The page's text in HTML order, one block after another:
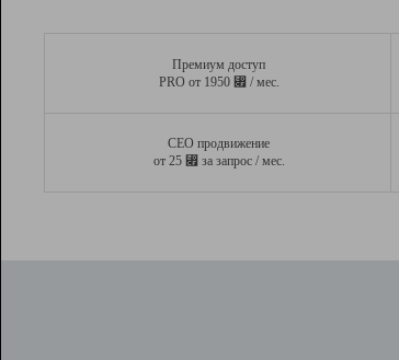
Премиум доступ
PRO от 1950 ⃏ / мес.
СЕО продвижение
от 25 ⃏ за запрос / мес.